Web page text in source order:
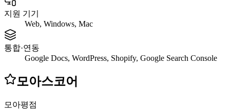
지원 기기
Web, Windows, Mac
통합·연동
Google Docs, WordPress, Shopify, Google Search Console
모아스코어
모아평점